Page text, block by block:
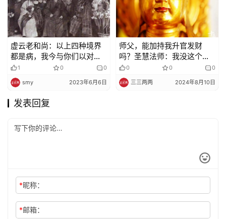
虚云老和尚：以上四种境界
都是病，我今与你们以对治
之药
1 0 0
smy 2023年6月6日
师父，能加持我升官发财
吗？圣慧法师：我没这个本
事0 0 0
三三两两 2024年8月10日
发表回复
*昵称：
*邮箱：